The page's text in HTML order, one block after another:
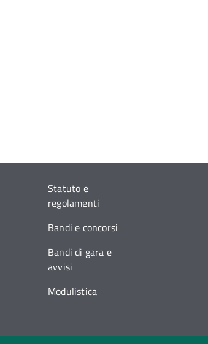
Statuto e
regolamenti
Bandi e concorsi
Bandi di gara e
avvisi
Modulistica